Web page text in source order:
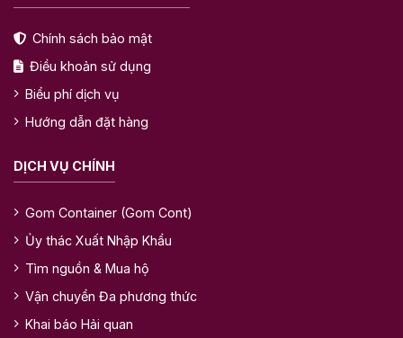
Chính sách bảo mật
Điều khoản sử dụng
Biểu phí dịch vụ
Hướng dẫn đặt hàng
DỊCH VỤ CHÍNH
Gom Container (Gom Cont)
Ủy thác Xuất Nhập Khẩu
Tìm nguồn & Mua hộ
Vận chuyển Đa phương thức
Khai báo Hải quan